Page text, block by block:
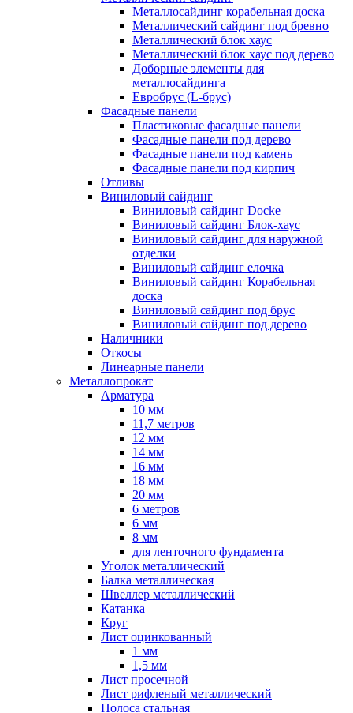
Металлосайдинг корабельная доска
Металлический сайдинг под бревно
Металлический блок хаус
Металлический блок хаус под дерево
Доборные элементы для
металлосайдинга
Евробрус (L-брус)
Фасадные панели
Пластиковые фасадные панели
Фасадные панели под дерево
Фасадные панели под камень
Фасадные панели под кирпич
Отливы
Виниловый сайдинг
Виниловый сайдинг Docke
Виниловый сайдинг Блок-хаус
Виниловый сайдинг для наружной
отделки
Виниловый сайдинг елочка
Виниловый сайдинг Корабельная
доска
Виниловый сайдинг под брус
Виниловый сайдинг под дерево
Наличники
Откосы
Линеарные панели
Металлопрокат
Арматура
10 мм
11,7 метров
12 мм
14 мм
16 мм
18 мм
20 мм
6 метров
6 мм
8 мм
для ленточного фундамента
Уголок металлический
Балка металлическая
Швеллер металлический
Катанка
Круг
Лист оцинкованный
1 мм
1,5 мм
Лист просечной
Лист рифленый металлический
Полоса стальная